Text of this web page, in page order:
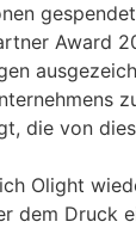
Award
die von
Olight
dem Druck